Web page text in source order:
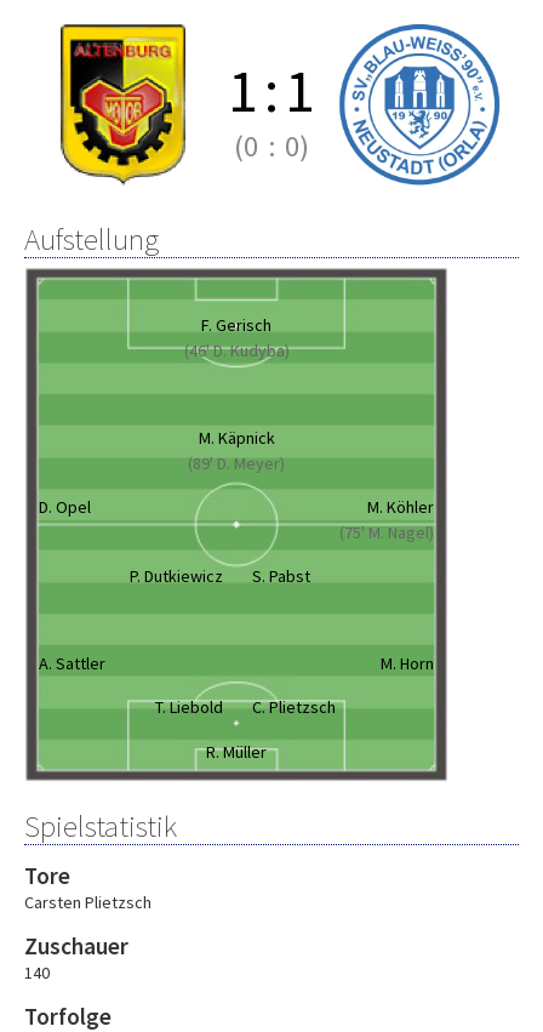
1:1
(0 : 0)
Aufstellung
F. Gerisch
(46' D. Kudyba)
M. Käpnick
(89' D. Meyer)
D. Opel
M. Köhler
(75' M. Nagel)
P. Dutkiewicz
S. Pabst
A. Sattler
M. Horn
T. Liebold
C. Plietzsch
R. Müller
Spielstatistik
Tore
Carsten Plietzsch
Zuschauer
140
Torfolge